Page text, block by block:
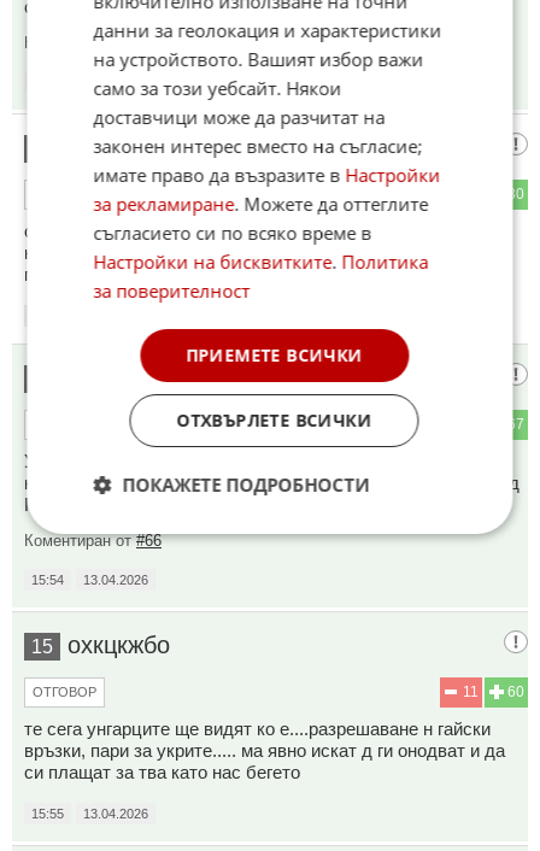
светлинни години пред вас.
Коментиран от#22,#23
Унгарците
30
са щастливи и се чувстват свободни , както самите те
казват , велик ден за Унгария ! Никога не са имали по -
голяма и пълна с ентусиазъм избирателна активност !
Гледаме
67
Унгария и ни се ще да дойде Орбан за български премиер,
кат не го щат неговите - на светлинни години напред е пред
ППетроханци и гепи охранители.
Коментиран от#66
15:54 13.04.2026
15 охкцкжбо
60
11
ОТГОВОР
те сега унгарците ще видят ко е....разрешаване н гайски
връзки, пари за укрите..... ма явно искат д ги онодват и да
си плащат за тва като нас бегето
15:55 13.04.2026
данни за геолокация и характеристики
на устройството. Вашият избор важи
само за този уебсайт. Някои
доставчици може да разчитат на
законен интерес вместо на съгласие;
имате право да възразите в Настройки
за рекламиране. Можете да оттеглите
съгласието си по всяко време в
Настройки на бисквитките. Политика
за поверителност
ПРИЕМЕТЕ ВСИЧКИ
ОТХВЪРЛЕТЕ ВСИЧКИ
ПОКАЖЕТЕ ПОДРОБНОСТИ